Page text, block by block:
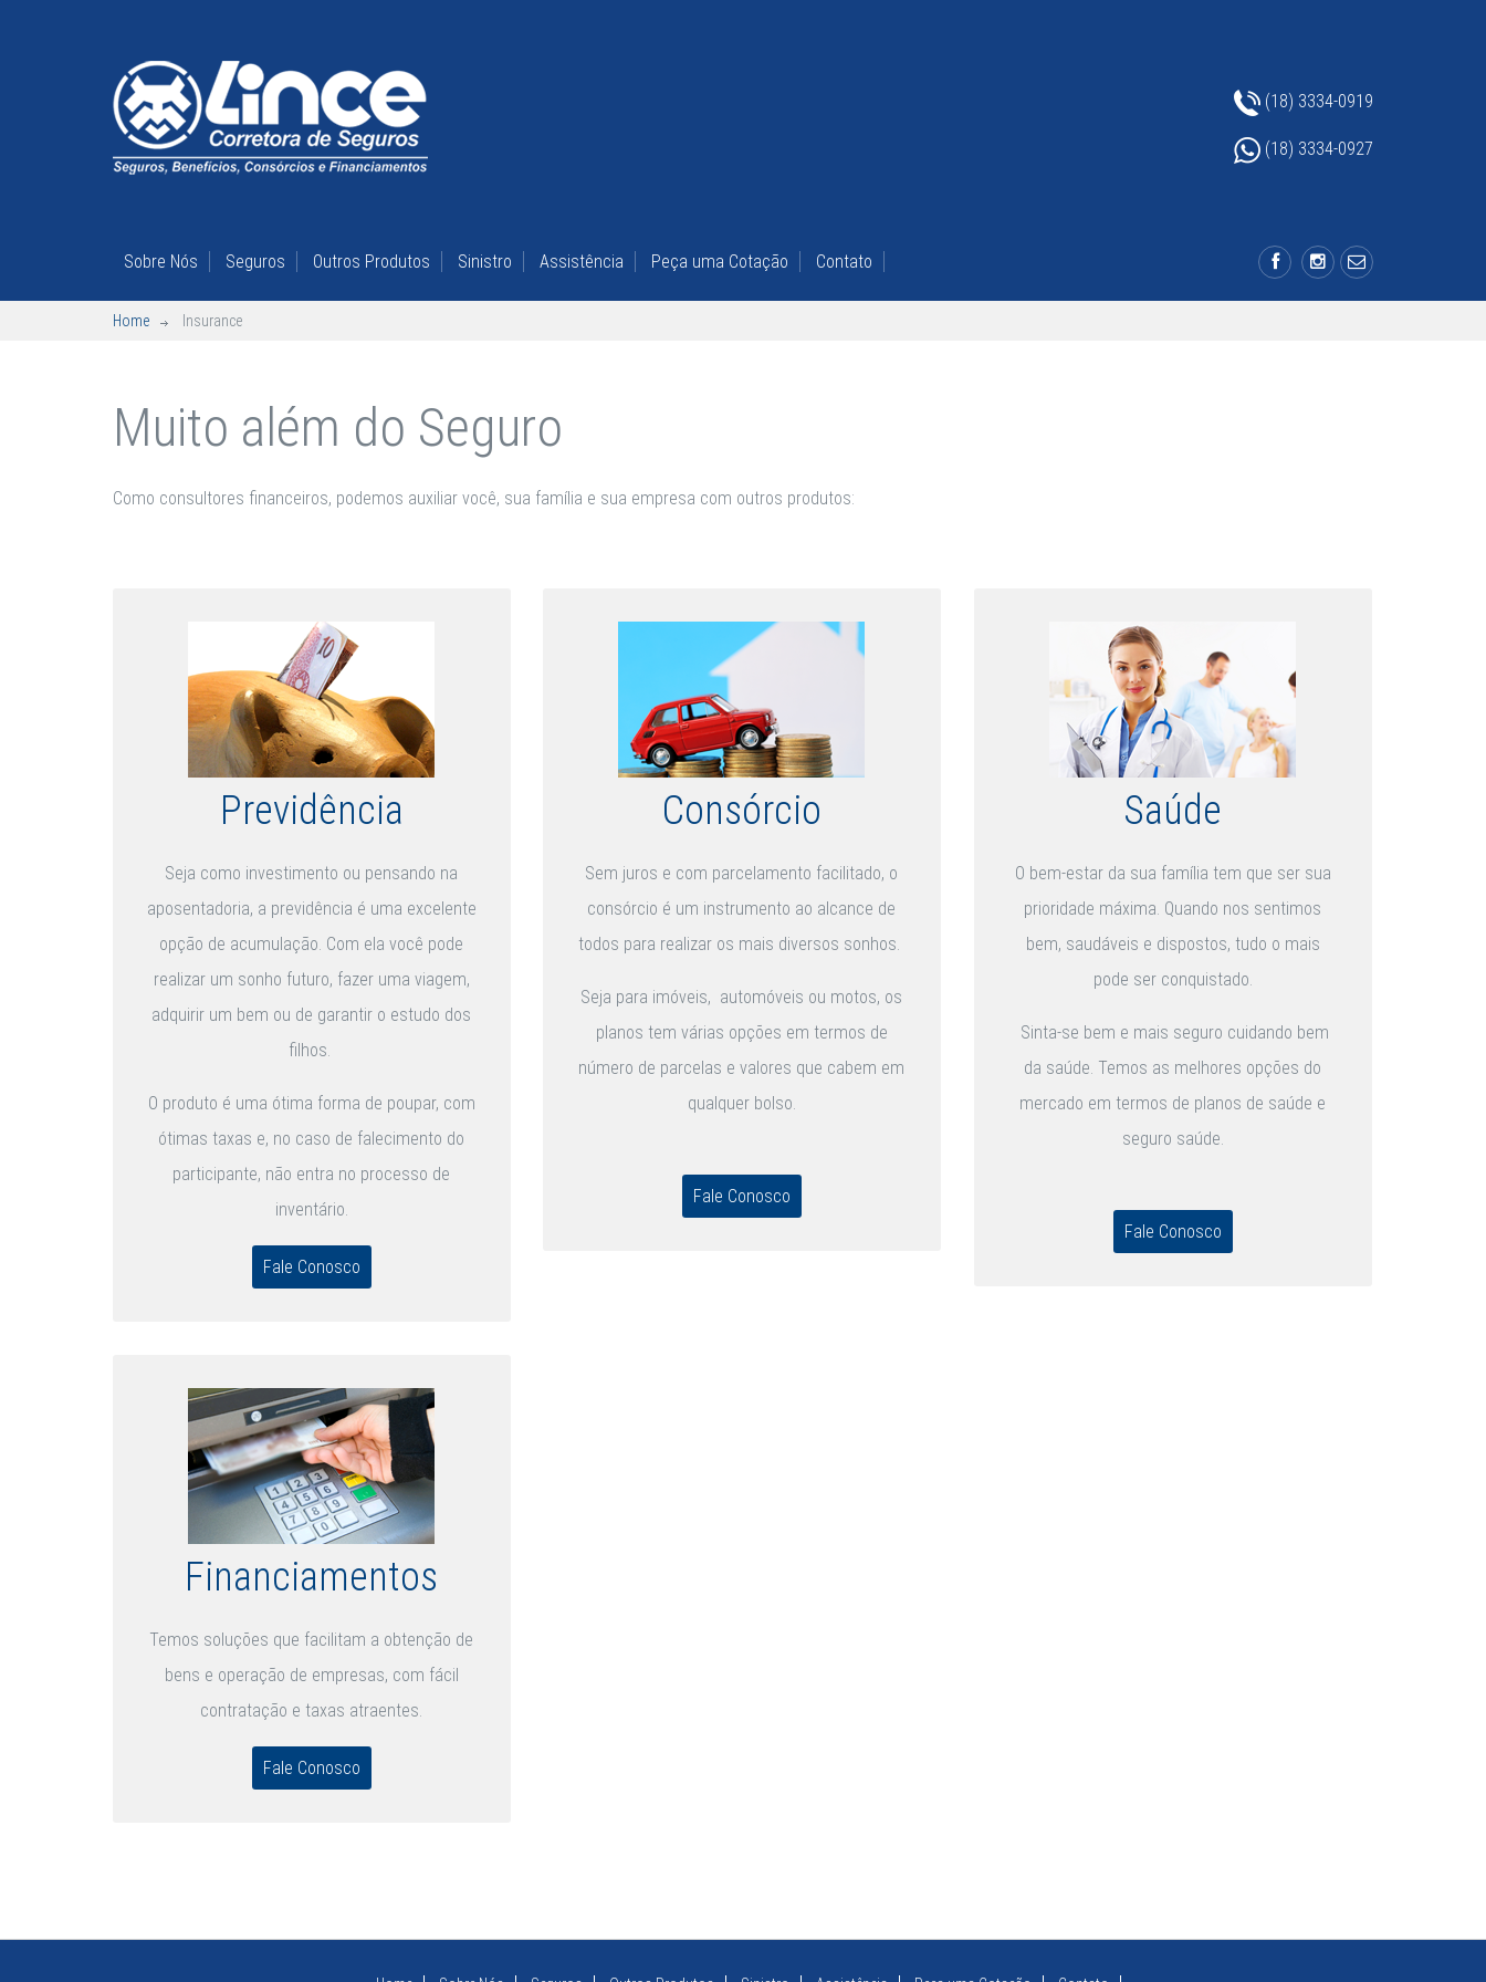
(18) 3334-0919
(18) 3334-0927
Sobre Nós Seguros Outros Produtos Sinistro Assistência Peça uma Cotação Contato
Home Insurance
Muito além do Seguro
Como consultores financeiros, podemos auxiliar você, sua família e sua empresa com outros produtos:
Previdência
Seja como investimento ou pensando na
aposentadoria, a previdência é uma excelente
opção de acumulação. Com ela você pode
realizar um sonho futuro, fazer uma viagem,
adquirir um bem ou de garantir o estudo dos
filhos.
O produto é uma ótima forma de poupar, com
ótimas taxas e, no caso de falecimento do
participante, não entra no processo de
inventário.
Fale Conosco
Consórcio
Sem juros e com parcelamento facilitado, o
consórcio é um instrumento ao alcance de
todos para realizar os mais diversos sonhos.
Seja para imóveis, automóveis ou motos, os
planos tem várias opções em termos de
número de parcelas e valores que cabem em
qualquer bolso.
Fale Conosco
Saúde
O bem-estar da sua família tem que ser sua
prioridade máxima. Quando nos sentimos
bem, saudáveis e dispostos, tudo o mais
pode ser conquistado.
Sinta-se bem e mais seguro cuidando bem
da saúde. Temos as melhores opções do
mercado em termos de planos de saúde e
seguro saúde.
Fale Conosco
Financiamentos
Temos soluções que facilitam a obtenção de
bens e operação de empresas, com fácil
contratação e taxas atraentes.
Fale Conosco